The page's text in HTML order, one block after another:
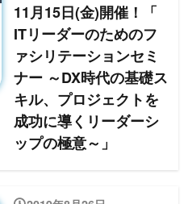
11月15日(金)開催！「
ITリーダーのためのフ
ァシリテーションセミ
ナー ～DX時代の基礎ス
キル、プロジェクトを
成功に導くリーダーシ
ップの極意～」